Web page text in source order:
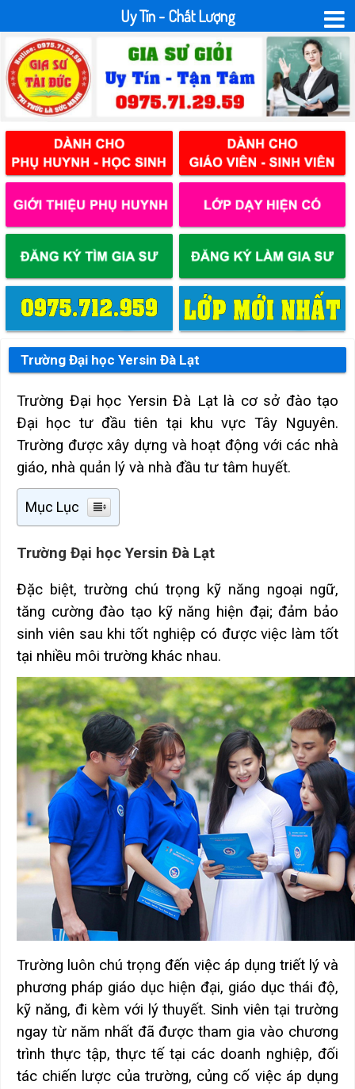
Trường Đại học Yersin Đà Lạt
Trường Đại học Yersin Đà Lạt là cơ sở đào tạo
Đại học tư đầu tiên tại khu vực Tây Nguyên.
Trường được xây dựng và hoạt động với các nhà
giáo, nhà quản lý và nhà đầu tư tâm huyết.
Mục Lục
Trường Đại học Yersin Đà Lạt
Đặc biệt, trường chú trọng kỹ năng ngoại ngữ,
tăng cường đào tạo kỹ năng hiện đại; đảm bảo
sinh viên sau khi tốt nghiệp có được việc làm tốt
tại nhiều môi trường khác nhau.
Trường luôn chú trọng đến việc áp dụng triết lý và
phương pháp giáo dục hiện đại, giáo dục thái độ,
kỹ năng, đi kèm với lý thuyết. Sinh viên tại trường
ngay từ năm nhất đã được tham gia vào chương
trình thực tập, thực tế tại các doanh nghiệp, đối
tác chiến lược của trường, củng cố việc áp dụng
Uy Tín - Chất Lượng